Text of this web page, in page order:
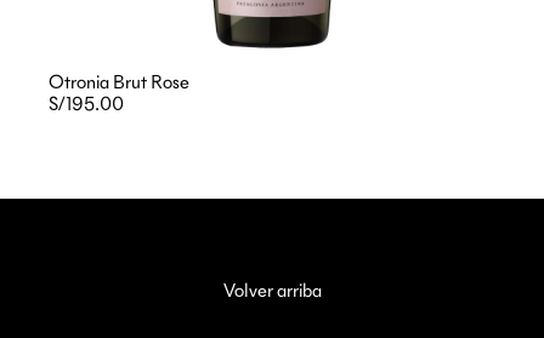
Otronia Brut Rose
S/195.00
Volver arriba